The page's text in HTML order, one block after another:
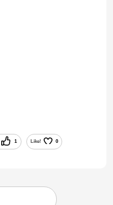
1 Like! 0